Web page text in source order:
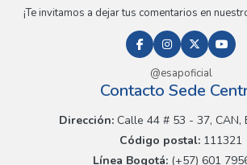
¡Te invitamos a dejar tus comentarios en
@esapoficial
Contacto Sede
Dirección:Calle 44 # 53 - 37, CAN,
Código postal: 111321
Línea Bogotá:(+57) 601